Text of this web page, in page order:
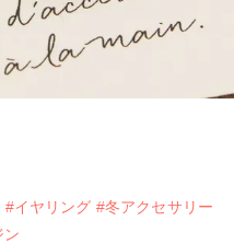
#イヤリング #冬アクセサリー
ン